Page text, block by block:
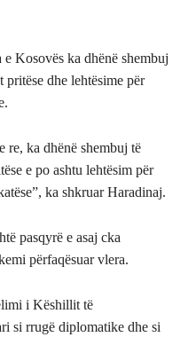
Kosovës ka dhënë shembuj
dhe lehtësime për
re, ka dhënë shembuj të
e po ashtu lehtësim për
ka shkruar Haradinaj.
pasqyrë e asaj cka
përfaqësuar vlera.
i Këshillit të
si rrugë diplomatike dhe si